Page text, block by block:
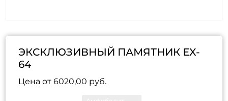
ЭКСКЛЮЗИВНЫЙ ПАМЯТНИК EX-
64
Цена от6020,00 руб.